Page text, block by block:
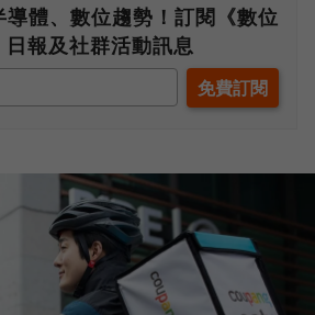
體、數位趨勢！訂閱《數位
日報及社群活動訊息